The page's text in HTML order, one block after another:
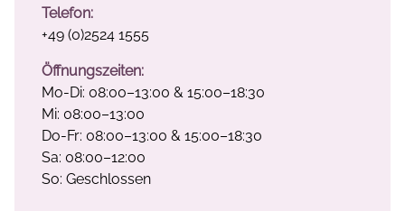
Telefon:
+49 (0)2524 1555
Öffnungszeiten:
Mo-Di: 08:00–13:00 & 15:00–18:30
Mi: 08:00–13:00
Do-Fr: 08:00–13:00 & 15:00–18:30
Sa: 08:00–12:00
So: Geschlossen